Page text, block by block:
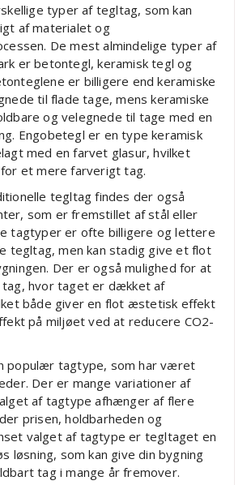
typer af tegltag, som kan
af materialet og
De mest almindelige typer af
er betontegl, keramisk tegl og
er billigere end keramiske
til flade tage, mens keramiske
og velegnede til tage med en
Engobetegl er en type keramisk
med en farvet glasur, hvilket
et mere farverigt tag.
tegltag findes der også
som er fremstillet af stål eller
tagtyper er ofte billigere og lettere
tegltag, men kan stadig give et flot
Der er også mulighed for at
hvor taget er dækket af
både giver en flot æstetisk effekt
på miljøet ved at reducere CO2-
populær tagtype, som har været
Der er mange variationer af
af tagtype afhænger af flere
prisen, holdbarheden og
valget af tagtype er tegltaget en
løsning, som kan give din bygning
tag i mange år fremover.